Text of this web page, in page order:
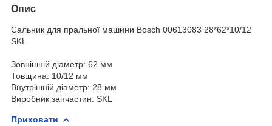
Опис
Сальник для пральної машини Bosch 00613083 28*62*10/12
SKL
Зовнішній діаметр: 62 мм
Товщина: 10/12 мм
Внутрішній діаметр: 28 мм
Виробник запчастин: SKL
Приховати